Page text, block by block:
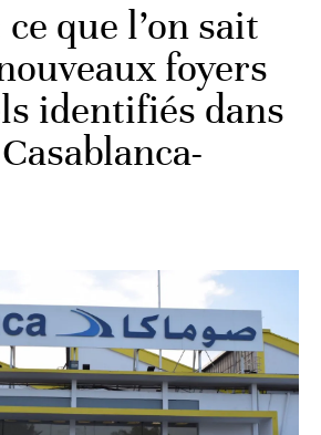
que l’on sait
foyers
identifiés dans